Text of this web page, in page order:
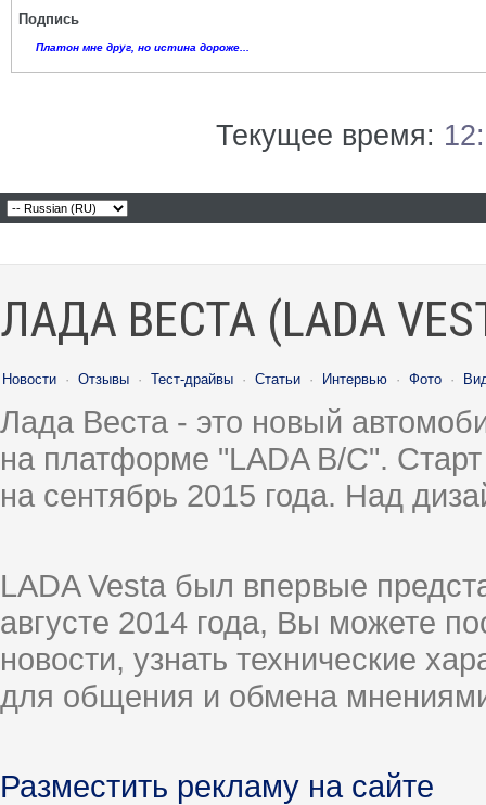
Подпись
Платон мне друг, но истина дороже...
Текущее время:
ЛАДА ВЕСТА (LADA
Новости · Отзывы · Тест-драйвы · Статьи · Интервью · Фото ·
Лада Веста - это новый
на платформе "LADA B/C".
на сентябрь 2015 года. Над
LADA Vesta был впервые
августе 2014 года, Вы можете
новости, узнать технические
для общения и обмена
Разместить рекламу на сайте